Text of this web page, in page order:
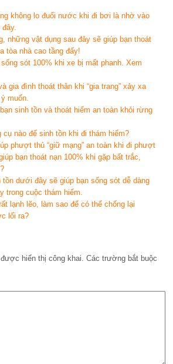
không lo đuối nước khi đi bơi là nhờ vào
những vật dụng sau đây sẽ giúp bạn thoát
tòa nhà cao tầng đấy!
sót 100% khi xe bị mất phanh. Xem
gia đình thoát thân khi “gia trang” xảy xa
muốn.
sinh tồn và thoát hiểm an toàn khỏi rừng
cụ nào để sinh tồn khi đi thám hiểm?
phượt thủ “giữ mạng” an toàn khi đi phượt
bạn thoát nạn 100% khi gặp bất trắc,
dưới đây sẽ giúp bạn sống sót dễ dàng
trong cuộc thám hiểm.
lạnh lẽo, làm sao để có thể chống lại
lối ra?
hiển thị công khai. Các trường bắt buộc